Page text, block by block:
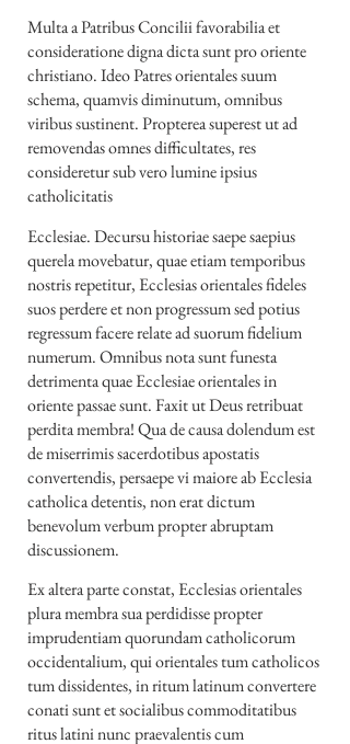
Multa a Patribus Concilii favorabilia et
consideratione digna dicta sunt pro oriente
christiano. Ideo Patres orientales suum
schema, quamvis diminutum, omnibus
viribus sustinent. Propterea superest ut ad
removendas omnes difficultates, res
consideretur sub vero lumine ipsius
catholicitatis
Ecclesiae. Decursu historiae saepe saepius
querela movebatur, quae etiam temporibus
nostris repetitur, Ecclesias orientales fideles
suos perdere et non progressum sed potius
regressum facere relate ad suorum fidelium
numerum. Omnibus nota sunt funesta
detrimenta quae Ecclesiae orientales in
oriente passae sunt. Faxit ut Deus retribuat
perdita membra! Qua de causa dolendum est
de miserrimis sacerdotibus apostatis
convertendis, persaepe vi maiore ab Ecclesia
catholica detentis, non erat dictum
benevolum verbum propter abruptam
discussionem.
Ex altera parte constat, Ecclesias orientales
plura membra sua perdidisse propter
imprudentiam quorundam catholicorum
occidentalium, qui orientales tum catholicos
tum dissidentes, in ritum latinum convertere
conati sunt et socialibus commoditatibus
ritus latini nunc praevalentis cum